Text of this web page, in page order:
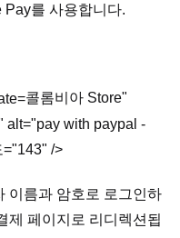
를 사용합니다.
콜롬비아 Store"
alt="pay with paypal -
/>
이름과 암호로 로그인하
제 페이지로 리디렉션됩